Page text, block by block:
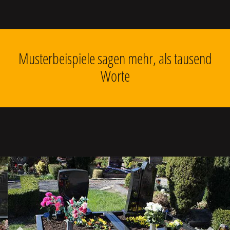
Musterbeispiele sagen mehr, als tausend
Worte